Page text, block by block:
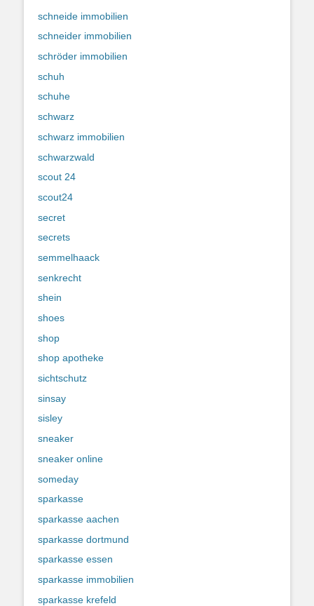
schneide immobilien
schneider immobilien
schröder immobilien
schuh
schuhe
schwarz
schwarz immobilien
schwarzwald
scout 24
scout24
secret
secrets
semmelhaack
senkrecht
shein
shoes
shop
shop apotheke
sichtschutz
sinsay
sisley
sneaker
sneaker online
someday
sparkasse
sparkasse aachen
sparkasse dortmund
sparkasse essen
sparkasse immobilien
sparkasse krefeld